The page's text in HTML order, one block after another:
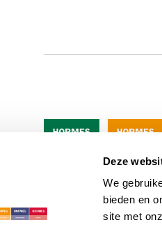
Deze
We
bieden en
site met